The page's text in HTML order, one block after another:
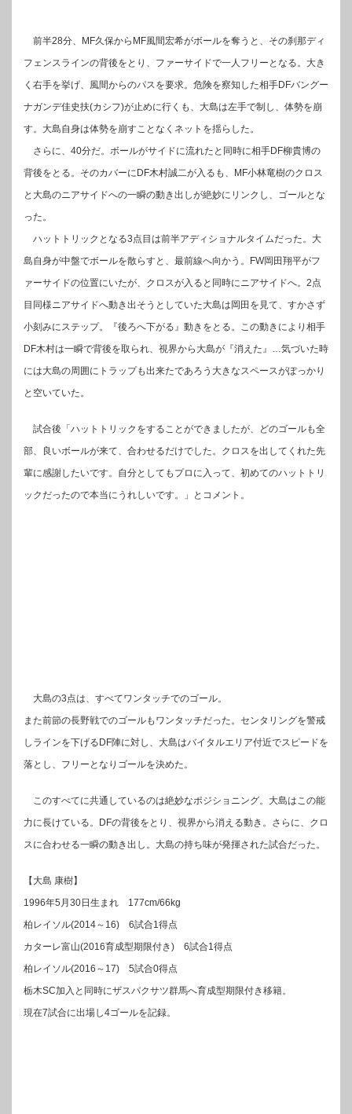
前半28分、MF久保からMF風間宏希がボールを奪うと、その刹那ディ
フェンスラインの背後をとり、ファーサイドで一人フリーとなる。大き
く右手を挙げ、風間からのパスを要求。危険を察知した相手DFバングー
ナガンデ佳史扶(カシフ)が止めに行くも、大島は左手で制し、体勢を崩
す。大島自身は体勢を崩すことなくネットを揺らした。
さらに、40分だ。ボールがサイドに流れたと同時に相手DF柳貴博の
背後をとる。そのカバーにDF木村誠二が入るも、MF小林竜樹のクロス
と大島のニアサイドへの一瞬の動き出しが絶妙にリンクし、ゴールとな
った。
ハットトリックとなる3点目は前半アディショナルタイムだった。大
島自身が中盤でボールを散らすと、最前線へ向かう。FW岡田翔平がフ
ァーサイドの位置にいたが、クロスが入ると同時にニアサイドへ。2点
目同様ニアサイドへ動き出そうとしていた大島は岡田を見て、すかさず
小刻みにステップ。『後ろへ下がる』動きをとる。この動きにより相手
DF木村は一瞬で背後を取られ、視界から大島が『消えた』…気づいた時
には大島の周囲にトラップも出来たであろう大きなスペースがぽっかり
と空いていた。
試合後「ハットトリックをすることができましたが、どのゴールも全
部、良いボールが来て、合わせるだけでした。クロスを出してくれた先
輩に感謝したいです。自分としてもプロに入って、初めてのハットトリ
ックだったので本当にうれしいです。」とコメント。
大島の3点は、すべてワンタッチでのゴール。
また前節の長野戦でのゴールもワンタッチだった。センタリングを警戒
しラインを下げるDF陣に対し、大島はバイタルエリア付近でスピードを
落とし、フリーとなりゴールを決めた。
このすべてに共通しているのは絶妙なポジショニング。大島はこの能
力に長けている。DFの背後をとり、視界から消える動き。さらに、クロ
スに合わせる一瞬の動き出し。大島の持ち味が発揮された試合だった。
【大島 康樹】
1996年5月30日生まれ 177cm/66kg
柏レイソル(2014～16) 6試合1得点
カターレ富山(2016育成型期限付き) 6試合1得点
柏レイソル(2016～17) 5試合0得点
栃木SC加入と同時にザスパクサツ群馬へ育成型期限付き移籍。
現在7試合に出場し4ゴールを記録。